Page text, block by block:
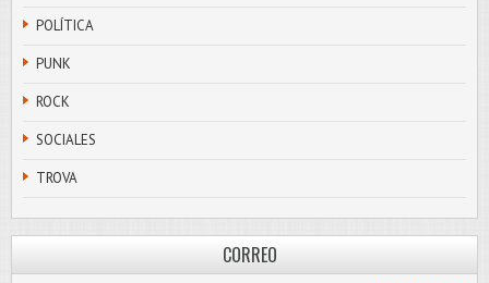
POLÍTICA
PUNK
ROCK
SOCIALES
TROVA
CORREO